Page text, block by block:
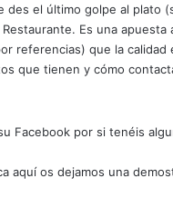
des el último golpe al plato
Es una
referencias) que la calidad
que tienen y cómo
Facebook por si tenéis
aquí os dejamos una